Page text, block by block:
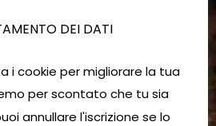
DEI DATI
i cookie per migliorare la tua
per scontato che tu sia
annullare l'iscrizione se lo